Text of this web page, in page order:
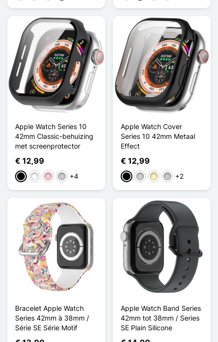
Apple Watch Series 10
42mm Classic-behuizing
met screenprotector
€ 12,99
ZwartWit RozeZilver+4
Apple Watch Cover
Series 10 42mm Metaal
Effect
€ 12,99
ZwartZilverGoldenTransparant
+2
Bracelet Apple Watch
Series 42mm à 38mm /
Série SE Série Motif
Apple Watch Band Series
42mm tot 38mm / Series
SE Plain Silicone